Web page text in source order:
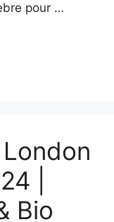
pour …
|
Bio